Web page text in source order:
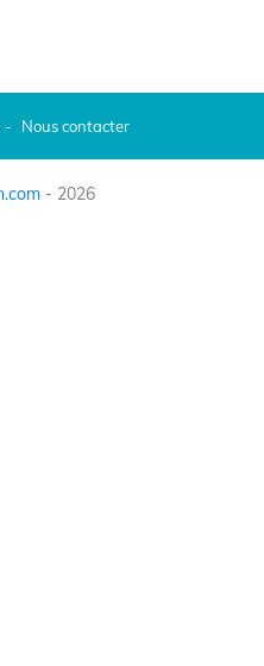
Nous contacter
- 2026